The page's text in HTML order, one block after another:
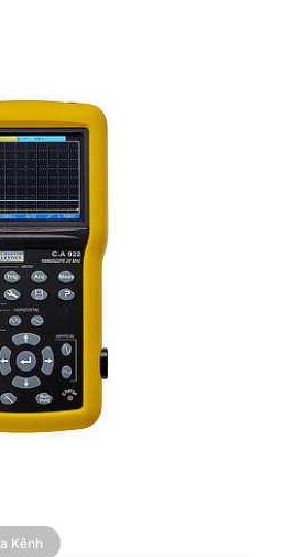
dụng điển hình của từng sản
quyết định B2B đưa ra lựa
Kênh